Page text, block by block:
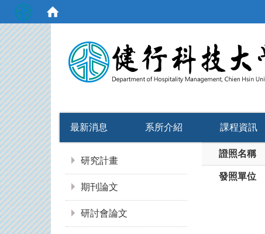
最新消息 系所介紹 課程資訊
研究計畫
期刊論文
研討會論文
證照名稱
發照單位